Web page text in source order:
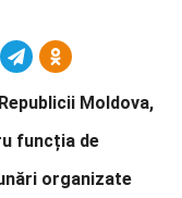
Moldova,
funcția de
organizate